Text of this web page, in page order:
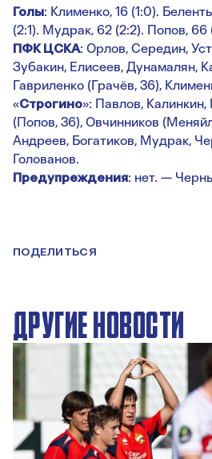
Голы: Клименко, 16 (1:0).
(2:1). Мудрак, 62 (2:2). Попов, 66
ПФК ЦСКА: Орлов, Середин,
Зубакин, Елисеев, Дунамалян,
Гавриленко (Грачёв, 36),
«Строгино»: Павлов,
(Попов, 36), Овчинников
Андреев, Богатиков, Мудрак,
Голованов.
Предупреждения: нет. —
ПОДЕЛИТЬСЯ
ДРУГИЕ НОВОСТИ